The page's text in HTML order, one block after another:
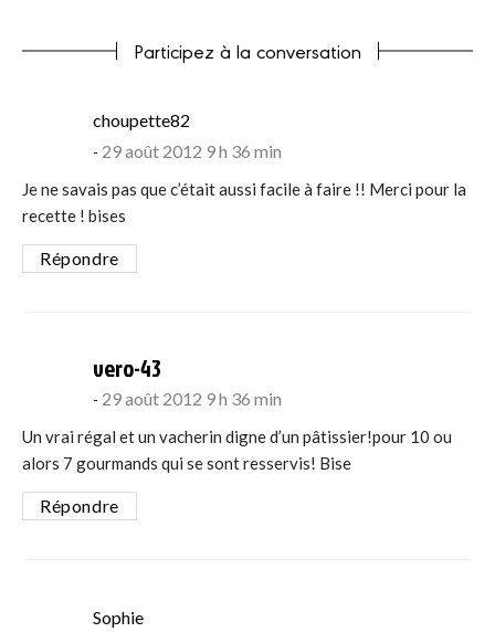
Participez à la conversation
choupette82
29 août 2012 9 h 36 min
Je ne savais pas que c’était aussi facile à faire !! Merci pour la
recette ! bises
Répondre
vero-43
29 août 2012 9 h 36 min
Un vrai régal et un vacherin digne d’un pâtissier!pour 10 ou
alors 7 gourmands qui se sont resservis! Bise
Répondre
Sophiesays: